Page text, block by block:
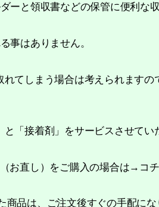
ーと領収書などの保管に便利な
事はありません。
てしまう場合は考えられます
「接着剤」をサービスさせてい
お直し）をご購入の場合は→コ
商品は、ご注文後すぐの手配にな